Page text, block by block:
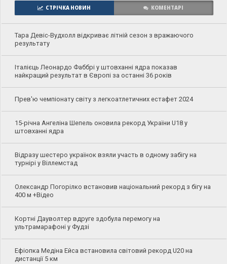
СТРІЧКА НОВИН КОМЕНТАРІ
Тара Девіс-Вудхолл відкриває літній сезон з вражаючого
результату
Італієць Леонардо Фаббрі у штовханні ядра показав
найкращий результат в Європі за останні 36 років
Прев'ю чемпіонату світу з легкоатлетичних естафет 2024
15-річна Ангеліна Шепель оновила рекорд України U18 у
штовханні ядра
Відразу шестеро українок взяли участь в одному забігу на
турнірі у Віллемстад
Олександр Погорілко встановив національний рекорд з бігу на
400 м +Відео
Кортні Дауволтер вдруге здобула перемогу на
ультрамарафоні у Фудзі
Ефіопка Медіна Ейса встановила світовий рекорд U20 на
дистанції 5 км